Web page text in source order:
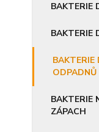
BAKTERIE
BAKTERIE
BAKTERIE
ODPADNŮ
BAKTERIE
ZÁPACH